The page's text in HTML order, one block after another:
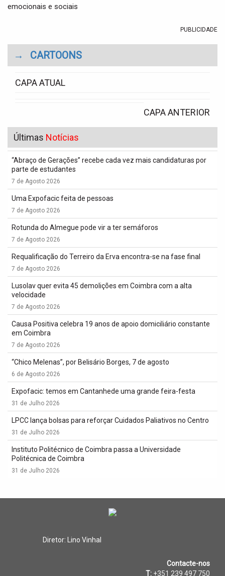
emocionais e sociais
PUBLICIDADE
→ CARTOONS
CAPA ATUAL
CAPA ANTERIOR
Últimas Notícias
“Abraço de Gerações” recebe cada vez mais candidaturas por
parte de estudantes
7 de Agosto 2026
Uma Expofacic feita de pessoas
7 de Agosto 2026
Rotunda do Almegue pode vir a ter semáforos
7 de Agosto 2026
Requalificação do Terreiro da Erva encontra-se na fase final
7 de Agosto 2026
Lusolav quer evita 45 demolições em Coimbra com a alta
velocidade
7 de Agosto 2026
Causa Positiva celebra 19 anos de apoio domiciliário constante
em Coimbra
7 de Agosto 2026
“Chico Melenas”, por Belisário Borges, 7 de agosto
6 de Agosto 2026
Expofacic: temos em Cantanhede uma grande feira-festa
31 de Julho 2026
LPCC lança bolsas para reforçar Cuidados Paliativos no Centro
31 de Julho 2026
Instituto Politécnico de Coimbra passa a Universidade
Politécnica de Coimbra
31 de Julho 2026
Diretor: Lino Vinhal
Contacte-nos
T: +351 239 497 750